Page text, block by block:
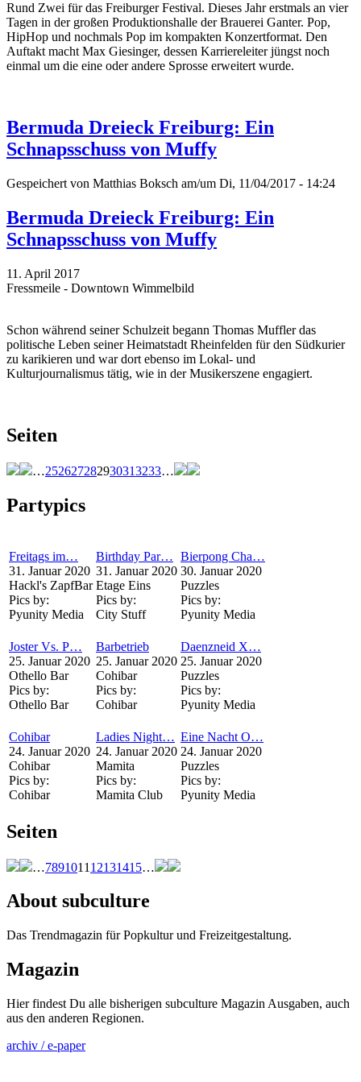
Rund Zwei für das Freiburger Festival. Dieses Jahr erstmals an vier
Tagen in der großen Produktionshalle der Brauerei Ganter. Pop,
HipHop und nochmals Pop im kompakten Konzertformat. Den
Auftakt macht Max Giesinger, dessen Karriereleiter jüngst noch
einmal um die eine oder andere Sprosse erweitert wurde.
Bermuda Dreieck Freiburg: Ein
Schnapsschuss von Muffy
Gespeichert von Matthias Boksch am/um Di, 11/04/2017 - 14:24
Bermuda Dreieck Freiburg: Ein
Schnapsschuss von Muffy
11. April 2017
Fressmeile - Downtown Wimmelbild
Schon während seiner Schulzeit begann Thomas Muffler das
politische Leben seiner Heimatstadt Rheinfelden für den Südkurier
zu karikieren und war dort ebenso im Lokal- und
Kulturjournalismus tätig, wie in der Musikerszene engagiert.
Seiten
…252627282930313233…
Partypics
Freitags im…
31. Januar 2020
Hackl's ZapfBar
Pics by:
Pyunity Media
Birthday Par…
31. Januar 2020
Etage Eins
Pics by:
City Stuff
Bierpong Cha…
30. Januar 2020
Puzzles
Pics by:
Pyunity Media
Joster Vs. P…
25. Januar 2020
Othello Bar
Pics by:
Othello Bar
Barbetrieb
25. Januar 2020
Cohibar
Pics by:
Cohibar
Daenzneid X…
25. Januar 2020
Puzzles
Pics by:
Pyunity Media
Cohibar
24. Januar 2020
Cohibar
Pics by:
Cohibar
Ladies Night…
24. Januar 2020
Mamita
Pics by:
Mamita Club
Eine Nacht O…
24. Januar 2020
Puzzles
Pics by:
Pyunity Media
Seiten
…7891011 12131415…
About subculture
Das Trendmagazin für Popkultur und Freizeitgestaltung.
Magazin
Hier findest Du alle bisherigen subculture Magazin Ausgaben, auch
aus den anderen Regionen.
archiv / e-paper